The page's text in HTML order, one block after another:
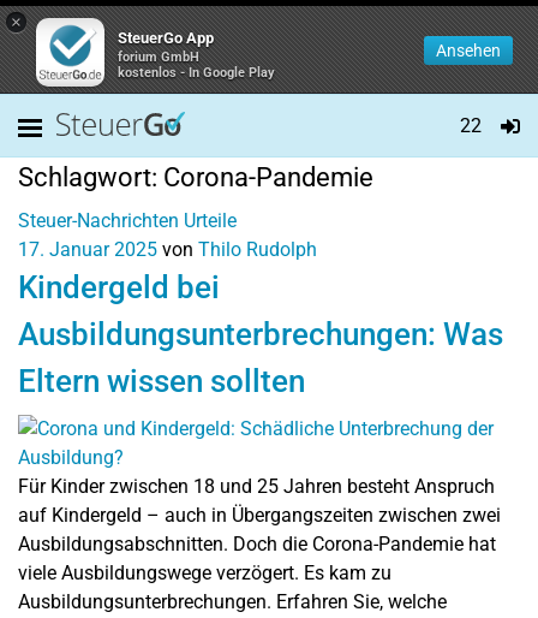
×
SteuerGo App
forium GmbH
kostenlos - In Google Play
Ansehen
22
Schlagwort: Corona-Pandemie
Steuer-Nachrichten Urteile
17. Januar 2025 von Thilo Rudolph
Kindergeld bei
Ausbildungsunterbrechungen: Was
Eltern wissen sollten
Für Kinder zwischen 18 und 25 Jahren besteht Anspruch
auf Kindergeld – auch in Übergangszeiten zwischen zwei
Ausbildungsabschnitten. Doch die Corona-Pandemie hat
viele Ausbildungswege verzögert. Es kam zu
Ausbildungsunterbrechungen. Erfahren Sie, welche